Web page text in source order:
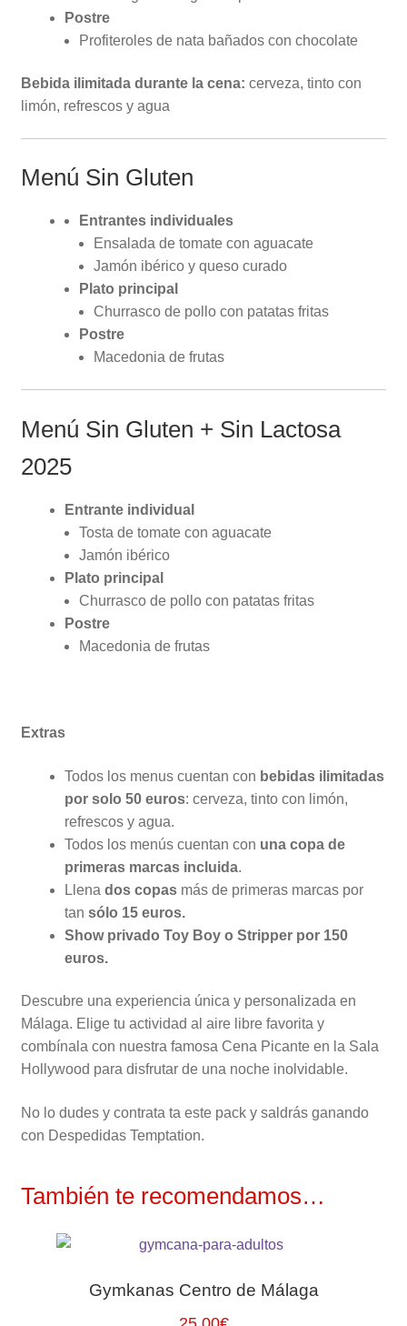
Postre
Profiteroles de nata bañados con chocolate
Bebida ilimitada durante la cena: cerveza, tinto con
limón, refrescos y agua
Menú Sin Gluten
Entrantes individuales
Ensalada de tomate con aguacate
Jamón ibérico y queso curado
Plato principal
Churrasco de pollo con patatas fritas
Postre
Macedonia de frutas
Menú Sin Gluten + Sin Lactosa
2025
Entrante individual
Tosta de tomate con aguacate
Jamón ibérico
Plato principal
Churrasco de pollo con patatas fritas
Postre
Macedonia de frutas
Extras
Todos los menus cuentan con bebidas ilimitadas
por solo 50 euros: cerveza, tinto con limón,
refrescos y agua.
Todos los menús cuentan con una copa de
primeras marcas incluida.
Llena dos copasmás de primeras marcas por
tan sólo 15 euros.
Show privado Toy Boy o Stripper por 150
euros.
Descubre una experiencia única y personalizada en
Málaga. Elige tu actividad al aire libre favorita y
combínala con nuestra famosa Cena Picante en la Sala
Hollywood para disfrutar de una noche inolvidable.
No lo dudes y contrata ta este pack y saldrás ganando
con Despedidas Temptation.
También te recomendamos…
Gymkanas Centro de Málaga